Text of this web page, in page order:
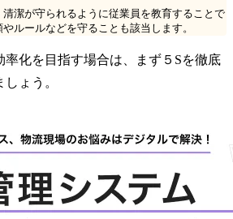
潔が守られるように従業員を教育することで
ルールなどを守ることも該当します。
化を目指す場合は、まず５Sを徹底
ょう。